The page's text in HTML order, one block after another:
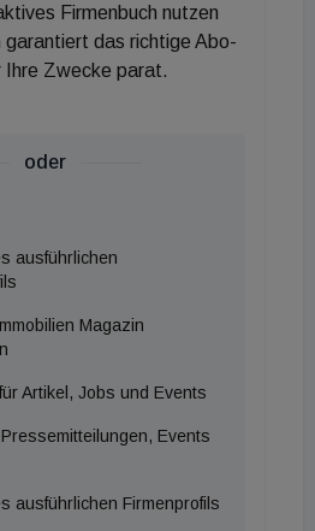
Firmenbuch nutzen
garantiert das richtige Abo-
Ihre Zwecke parat.
oder
ausführlichen
Magazin
Artikel, Jobs und Events
Events
ausführlichen Firmenprofils